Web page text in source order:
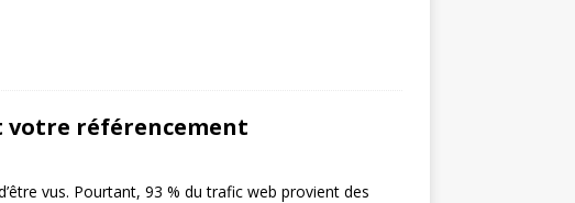
votre référencement
vus. Pourtant, 93 % du trafic web provient des